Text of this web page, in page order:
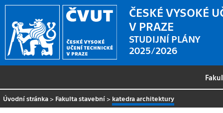
ČESKÉ VYSOKÉ
V PRAZE
STUDIJNÍ PLÁNY
2025/2026
Úvodní stránka > Fakulta stavební > katedra architektury